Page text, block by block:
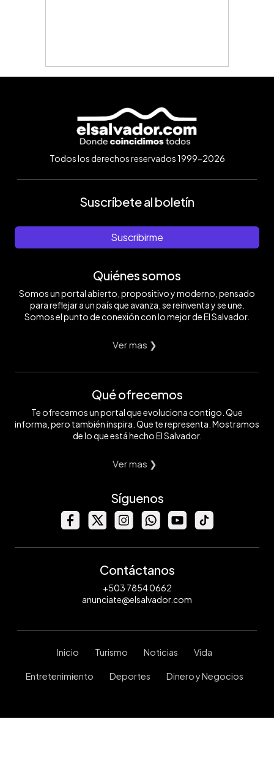
Todos los derechos reservados 1999-2026
Suscríbete al boletín
Suscribirme
Quiénes somos
Somos un portal abierto, propositivo y moderno, pensado
para reflejar a un país que avanza, se reinventa y se une.
Somos el punto de conexión con lo mejor de El Salvador.
Ver mas ❯
Qué ofrecemos
Te ofrecemos un portal que evoluciona contigo. Que
informa, pero también inspira. Que te representa. Mostramos
de lo que está hecho El Salvador.
Ver mas ❯
Síguenos
Contáctanos
+503 7854 0662
anunciate@elsalvador.com
Inicio Turismo Noticias Vida
Entretenimiento Deportes Dinero y Negocios